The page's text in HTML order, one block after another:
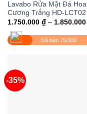
Lavabo Rửa Mặt Đá Hoa
Cương Trắng HD-LCT02
1.750.000 ₫ – 1.850.000
Đã bán 75/300
-35%